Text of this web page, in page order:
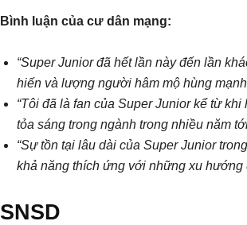
Bình luận của cư dân mạng:
“Super Junior đã hết lần này đến lần
hiến và lượng người hâm mộ hùng
“Tôi đã là fan của Super Junior kể từ
tỏa sáng trong ngành trong nhiều năm
“Sự tồn tại lâu dài của Super Junior
khả năng thích ứng với những xu hướng
SNSD